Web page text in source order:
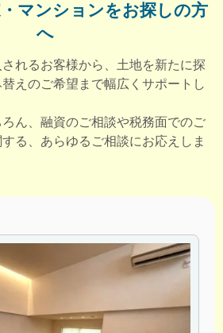
マンションをお探しの方
へ
れるお客様から、土地を新たに探
えのご希望まで幅広くサポートし
ん、融資のご相談や税務面でのご
る、あらゆるご相談にお応えしま